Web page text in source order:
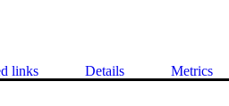
links Details Metrics